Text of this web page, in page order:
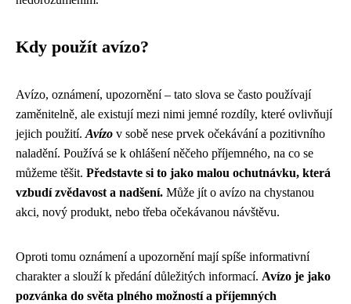
Kdy použít avízo?
Avízo, oznámení, upozornění – tato slova se často používají
zaměnitelně, ale existují mezi nimi jemné rozdíly, které ovlivňují
jejich použití. Avízo v sobě nese prvek očekávání a pozitivního
naladění. Používá se k ohlášení něčeho příjemného, na co se
můžeme těšit. Představte si to jako malou ochutnávku, která
vzbudí zvědavost a nadšení. Může jít o avízo na chystanou
akci, nový produkt, nebo třeba očekávanou návštěvu.
Oproti tomu oznámení a upozornění mají spíše informativní
charakter a slouží k předání důležitých informací. Avízo je jako
pozvánka do světa plného možností a příjemných